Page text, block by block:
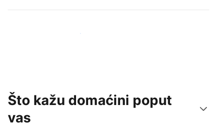
Doprite do novih gostiju već danas
Što kažu domaćini poput
vas